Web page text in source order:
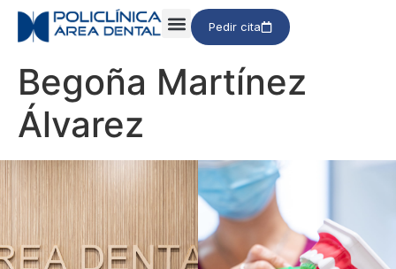
Pedir cita
Begoña Martínez
Álvarez